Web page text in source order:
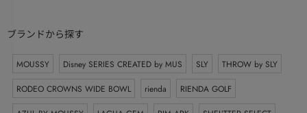
ブランドから探す
MOUSSY Disney SERIES CREATED by MUS SLY
THROW by SLY
RODEO CROWNS WIDE BOWL
rienda
RIENDA GOLF